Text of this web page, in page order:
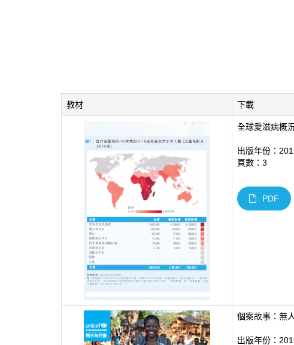
教材 下載
全球愛滋病概
出版年份：
頁數：3
PDF
個案故事：無
出版年份：